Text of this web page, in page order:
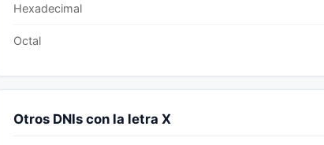
Hexadecimal
Octal
Otros DNIs con la letra X